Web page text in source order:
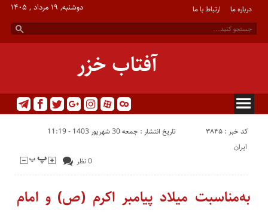
درباره ما ارتباط با ما دوشنبه, ۱۹ مرداد , ۱۴۰۵
آفتاب خزر
کد خبر : 3845 تاریخ انتشار : جمعه 30 شهریور 1403 - 11:19
ایران
به‌مناسبت میلاد پیامبر اکرم (ص) و امام